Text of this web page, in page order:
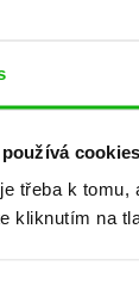
cookies
třeba k tomu,
kliknutím na